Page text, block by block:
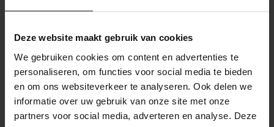
Deze website maakt gebruik van cookies
We gebruiken cookies om content en advertenties te
personaliseren, om functies voor social media te bieden
en om ons websiteverkeer te analyseren. Ook delen we
informatie over uw gebruik van onze site met onze
partners voor social media, adverteren en analyse. Deze
VLAKKE BOXSPRINGS